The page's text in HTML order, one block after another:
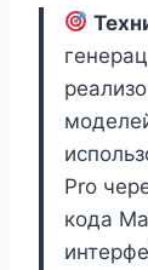
Pro
кода